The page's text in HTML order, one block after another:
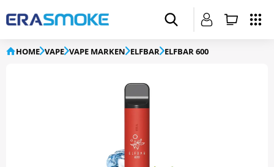
HOME VAPE VAPE MARKEN ELFBAR ELFBAR 600